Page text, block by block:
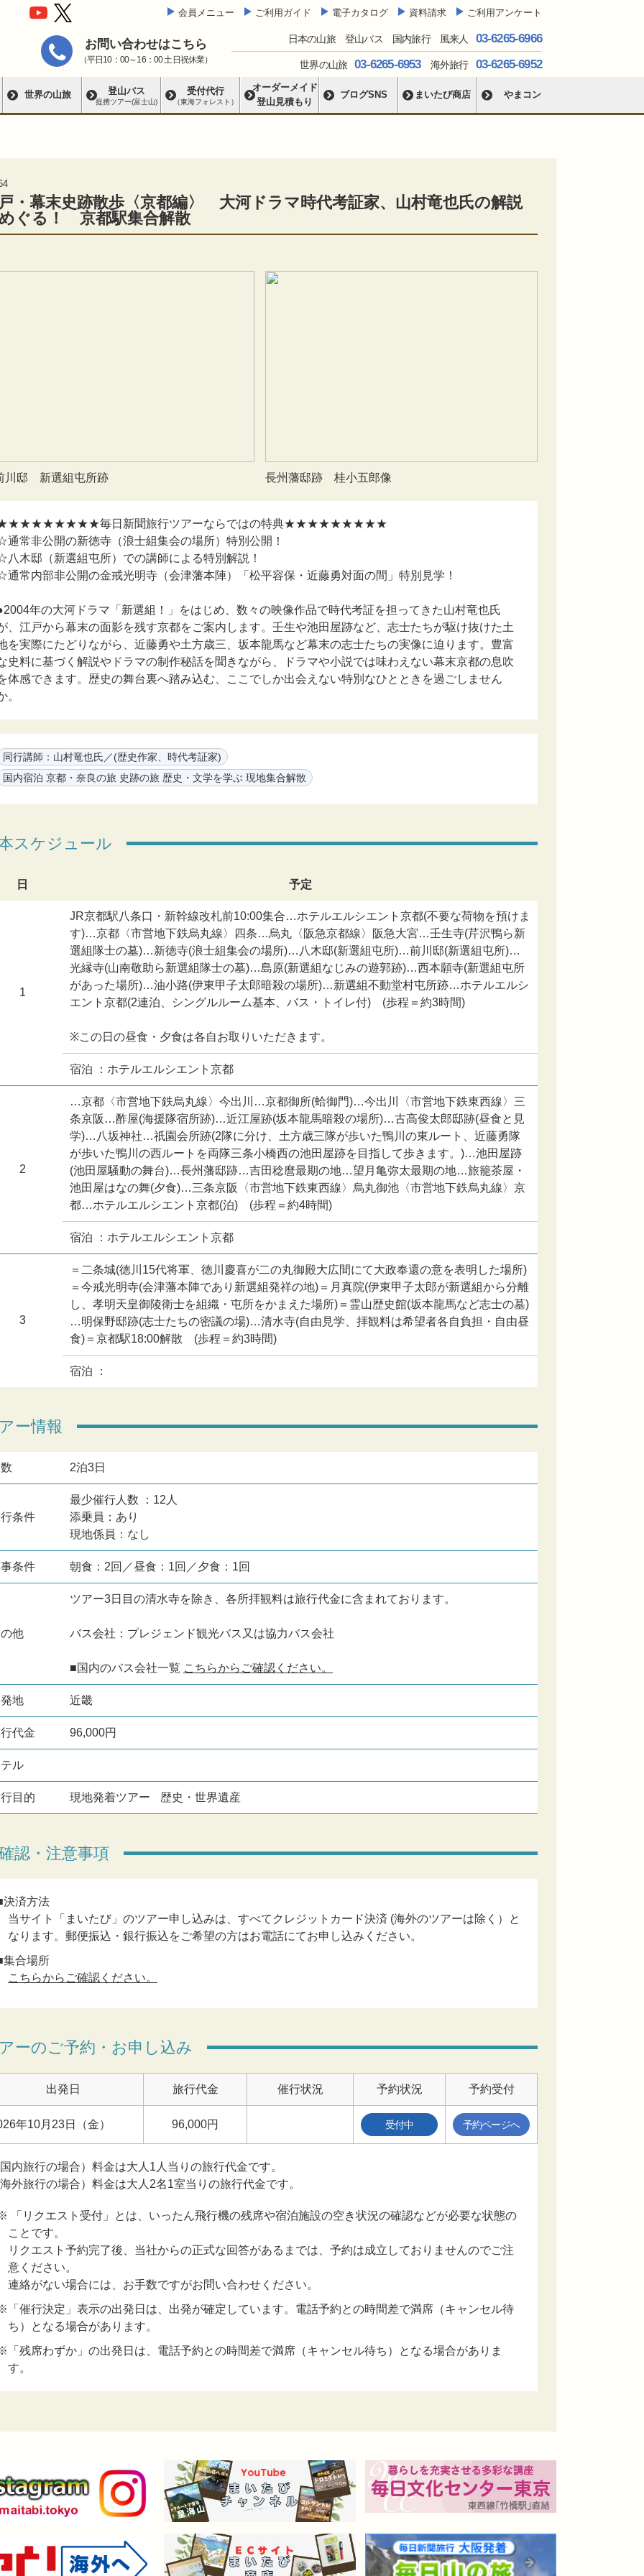
会員メニュー ご利用ガイド 電子カタログ 資料請求 ご利用アンケート
お問い合わせはこちら
（平日10：00～16：00 土日祝休業）
日本の山旅 登山バス 国内旅行 風来人 03-6265-6966
世界の山旅 03-6265-6953海外旅行 03-6265-6952
世界の山旅 登山バス
提携ツアー(富士山)
受付代行
（東海フォレスト）
オーダーメイド
登山見積もり
ブログSNS まいたび商店 やまコン
・幕末史跡散歩〈京都編〉 大河ドラマ時代考証家、山村竜也氏の解説
ぐる！ 京都駅集合解散
川邸 新選組屯所跡 長州藩邸跡 桂小五郎像
毎日新聞旅行ツアーならではの特典★★★★★★★★★
通常非公開の新徳寺（浪士組集会の場所）特別公開！
八木邸（新選組屯所）での講師による特別解説！
通常内部非公開の金戒光明寺（会津藩本陣）「松平容保・近藤勇対面の間」特別見学！
年の大河ドラマ「新選組！」をはじめ、数々の映像作品で時代考証を担ってきた山村竜也氏
、江戸から幕末の面影を残す京都をご案内します。壬生や池田屋跡など、志士たちが駆け抜けた土
を実際にたどりながら、近藤勇や土方歳三、坂本龍馬など幕末の志士たちの実像に迫ります。豊富
史料に基づく解説やドラマの制作秘話を聞きながら、ドラマや小説では味わえない幕末京都の息吹
体感できます。歴史の舞台裏へ踏み込む、ここでしか出会えない特別なひとときを過ごしません
。
同行講師：山村竜也氏／(歴史作家、時代考証家)
国内宿泊 京都・奈良の旅 史跡の旅 歴史・文学を学ぶ 現地集合解散
スケジュール
日 予定
1
JR京都駅八条口・新幹線改札前10:00集合…ホテルエルシエント京都(不要な荷物を預けま
す)…京都〈市営地下鉄烏丸線〉四条…烏丸〈阪急京都線〉阪急大宮…壬生寺(芹沢鴨ら新
選組隊士の墓)…新徳寺(浪士組集会の場所)…八木邸(新選組屯所)…前川邸(新選組屯所)…
光縁寺(山南敬助ら新選組隊士の墓)…島原(新選組なじみの遊郭跡)…西本願寺(新選組屯所
があった場所)…油小路(伊東甲子太郎暗殺の場所)…新選組不動堂村屯所跡…ホテルエルシ
エント京都(2連泊、シングルルーム基本、バス・トイレ付) (歩程＝約3時間)
※この日の昼食・夕食は各自お取りいただきます。
宿泊 ：ホテルエルシエント京都
2
…京都〈市営地下鉄烏丸線〉今出川…京都御所(蛤御門)…今出川〈市営地下鉄東西線〉三
条京阪…酢屋(海援隊宿所跡)…近江屋跡(坂本龍馬暗殺の場所)…古高俊太郎邸跡(昼食と見
学)…八坂神社…祇園会所跡(2隊に分け、土方歳三隊が歩いた鴨川の東ルート、近藤勇隊
が歩いた鴨川の西ルートを両隊三条小橋西の池田屋跡を目指して歩きます。)…池田屋跡
(池田屋騒動の舞台)…長州藩邸跡…吉田稔麿最期の地…望月亀弥太最期の地…旅籠茶屋・
池田屋はなの舞(夕食)…三条京阪〈市営地下鉄東西線〉烏丸御池〈市営地下鉄烏丸線〉京
都…ホテルエルシエント京都(泊) (歩程＝約4時間)
宿泊 ：ホテルエルシエント京都
3
＝二条城(徳川15代将軍、徳川慶喜が二の丸御殿大広間にて大政奉還の意を表明した場所)
＝今戒光明寺(会津藩本陣であり新選組発祥の地)＝月真院(伊東甲子太郎が新選組から分離
し、孝明天皇御陵衛士を組織・屯所をかまえた場所)＝霊山歴史館(坂本龍馬など志士の墓)
…明保野邸跡(志士たちの密議の場)…清水寺(自由見学、拝観料は希望者各自負担・自由昼
食)＝京都駅18:00解散 (歩程＝約3時間)
宿泊 ：
ー情報
2泊3日
条件
最少催行人数 ：12人
添乗員：あり
現地係員：なし
条件 朝食：2回／昼食：1回／夕食：1回
他
ツアー3日目の清水寺を除き、各所拝観料は旅行代金に含まれております。
バス会社：プレジェンド観光バス又は協力バス会社
■国内のバス会社一覧 こちらからご確認ください。
地 近畿
代金 96,000円
ル
目的 現地発着ツアー 歴史・世界遺産
認・注意事項
決済方法
当サイト「まいたび」のツアー申し込みは、すべてクレジットカード決済 (海外のツアーは除く）と
なります。郵便振込・銀行振込をご希望の方はお電話にてお申し込みください。
集合場所
こちらからご確認ください。
ーのご予約・お申し込み
出発日 旅行代金 催行状況 予約状況 予約受付
年10月23日（金） 96,000円 受付中 予約ページへ
内旅行の場合）料金は大人1人当りの旅行代金です。
外旅行の場合）料金は大人2名1室当りの旅行代金です。
「リクエスト受付」とは、いったん飛行機の残席や宿泊施設の空き状況の確認などが必要な状態の
ことです。
リクエスト予約完了後、当社からの正式な回答があるまでは、予約は成立しておりませんのでご注
意ください。
連絡がない場合には、お手数ですがお問い合わせください。
「催行決定」表示の出発日は、出発が確定しています。電話予約との時間差で満席（キャンセル待
ち）となる場合があります。
「残席わずか」の出発日は、電話予約との時間差で満席（キャンセル待ち）となる場合がありま
す。